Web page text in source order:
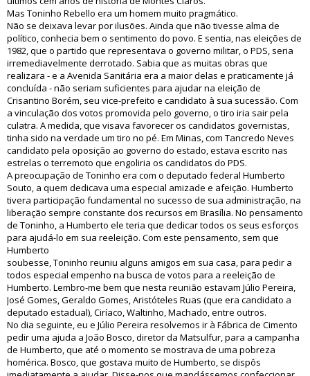
Mas Toninho Rebello era um homem muito pragmático.
Não se deixava levar por ilusões. Ainda que não tivesse alma de
político, conhecia bem o sentimento do povo. E sentia, nas eleições de
1982, que o partido que representava o governo militar, o PDS, seria
irremediavelmente derrotado. Sabia que as muitas obras que
realizara - e a Avenida Sanitária era a maior delas e praticamente já
concluída - não seriam suficientes para ajudar na eleição de
Crisantino Borém, seu vice-prefeito e candidato à sua sucessão. Com
a vinculação dos votos promovida pelo governo, o tiro iria sair pela
culatra. A medida, que visava favorecer os candidatos governistas,
tinha sido na verdade um tiro no pé. Em Minas, com Tancredo Neves
candidato pela oposição ao governo do estado, estava escrito nas
estrelas o terremoto que engoliria os candidatos do PDS.
A preocupação de Toninho era com o deputado federal Humberto
Souto, a quem dedicava uma especial amizade e afeição. Humberto
tivera participação fundamental no sucesso de sua administração, na
liberação sempre constante dos recursos em Brasília. No pensamento
de Toninho, a Humberto ele teria que dedicar todos os seus esforços
para ajudá-lo em sua reeleição. Com este pensamento, sem que
Humberto
soubesse, Toninho reuniu alguns amigos em sua casa, para pedir a
todos especial empenho na busca de votos para a reeleição de
Humberto. Lembro-me bem que nesta reunião estavam Júlio Pereira,
José Gomes, Geraldo Gomes, Aristóteles Ruas (que era candidato a
deputado estadual), Ciríaco, Waltinho, Machado, entre outros.
No dia seguinte, eu e Júlio Pereira resolvemos ir à Fábrica de Cimento
pedir uma ajuda a João Bosco, diretor da Matsulfur, para a campanha
de Humberto, que até o momento se mostrava de uma pobreza
homérica. Bosco, que gostava muito de Humberto, se dispôs